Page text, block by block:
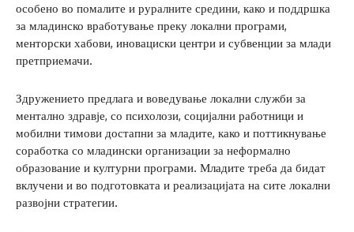
особено во помалите и руралните средини, како и поддршка
за младинско вработување преку локални програми,
менторски хабови, иновациски центри и субвенции за млади
претприемачи.
Здружението предлага и воведување локални служби за
ментално здравје, со психолози, социјални работници и
мобилни тимови достапни за младите, како и поттикнување
соработка со младински организации за неформално
образование и културни програми. Младите треба да бидат
вклучени и во подготовката и реализацијата на сите локални
развојни стратегии.